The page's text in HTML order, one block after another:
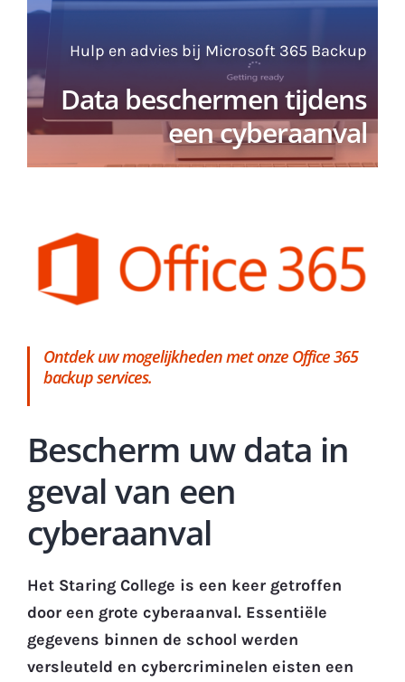
Hulp en advies bij Microsoft 365 Backup
Data beschermen tijdens
een cyberaanval
Ontdek uw mogelijkheden met onze Office 365
backup services.
Bescherm uw data in
geval van een
cyberaanval
Het Staring College is een keer getroffen
door een grote cyberaanval. Essentiële
gegevens binnen de school werden
versleuteld en cybercriminelen eisten een